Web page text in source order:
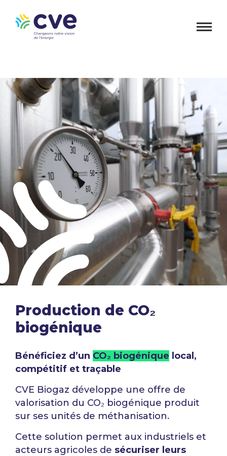
Production de CO₂
biogénique
Bénéficiez d’un CO₂ biogénique local,
compétitif et traçable
CVE Biogaz développe une offre de
valorisation du CO₂ biogénique produit
sur ses unités de méthanisation.
Cette solution permet aux industriels et
acteurs agricoles de sécuriser leurs